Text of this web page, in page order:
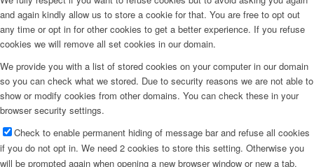
and again kindly allow us to store a cookie for that. You are free to opt out
any time or opt in for other cookies to get a better experience. If you refuse
cookies we will remove all set cookies in our domain.
We provide you with a list of stored cookies on your computer in our domain
so you can check what we stored. Due to security reasons we are not able to
show or modify cookies from other domains. You can check these in your
browser security settings.
Check to enable permanent hiding of message bar and refuse all cookies
if you do not opt in. We need 2 cookies to store this setting. Otherwise you
will be prompted again when opening a new browser window or new a tab.